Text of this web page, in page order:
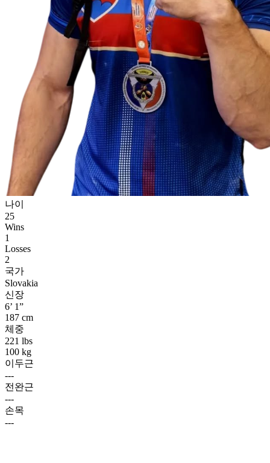
나이
25
Wins
1
Losses
2
국가
Slovakia
신장
6’ 1”
187 cm
체중
221 lbs
100 kg
이두근
---
전완근
---
손목
---